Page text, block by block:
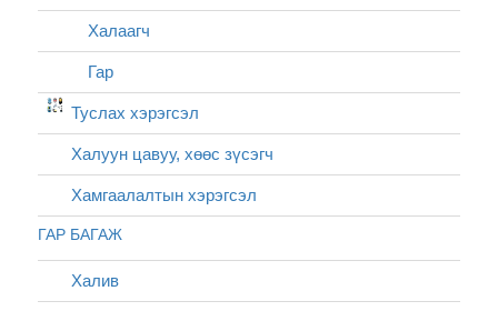
Халаагч
Гар
Туслах хэрэгсэл
Халуун цавуу, хөөс зүсэгч
Хамгаалалтын хэрэгсэл
ГАР БАГАЖ
Халив